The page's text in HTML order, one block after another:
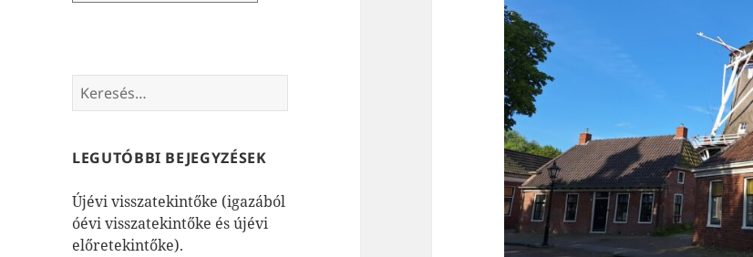
Keresés:
LEGUTÓBBI BEJEGYZÉSEK
Újévi visszatekintőke (igazából
óévi visszatekintőke és újévi
előretekintőke).